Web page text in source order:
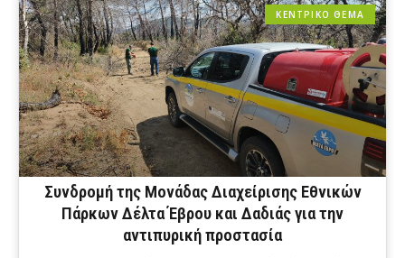
ΚΕΝΤΡΙΚΟ ΘΕΜΑ
Συνδρομή της Μονάδας Διαχείρισης Εθνικών
Πάρκων Δέλτα Έβρου και Δαδιάς για την
αντιπυρική προστασία